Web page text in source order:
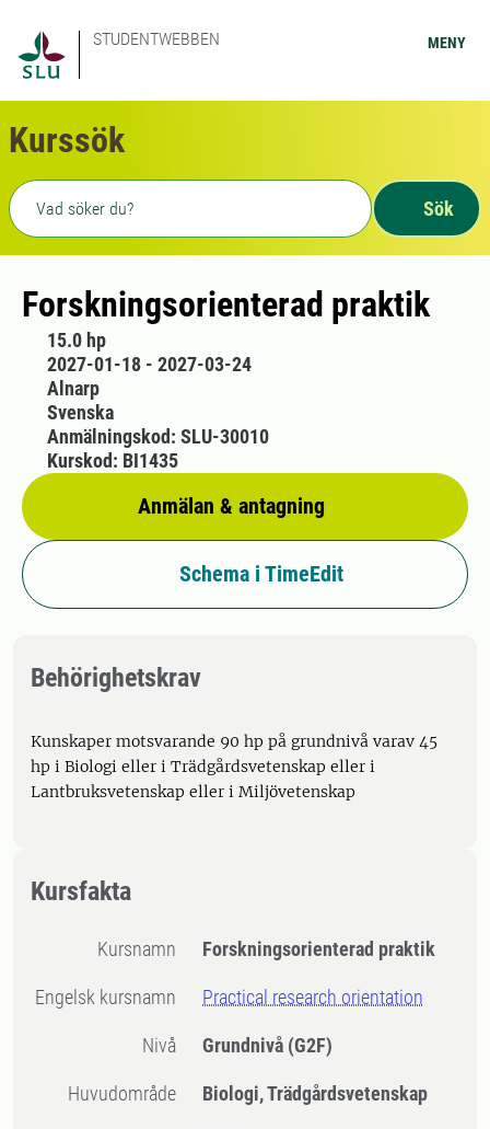
STUDENTWEBBEN MENY
Kurssök
Fritext sökning
Sök
Forskningsorienterad praktik
15.0 hp
2027-01-18 - 2027-03-24
Alnarp
Svenska
Anmälan & antagning
Anmälningskod: SLU-30010
Kurskod: BI1435
Schema i TimeEdit
Behörighetskrav
Kunskaper motsvarande 90 hp på grundnivå varav 45
hp i Biologi eller i Trädgårdsvetenskap eller i
Lantbruksvetenskap eller i Miljövetenskap
Kursfakta
Kursnamn Forskningsorienterad praktik
Engelsk kursnamn Practical research orientation
Nivå Grundnivå (G2F)
Huvudområde Biologi, Trädgårdsvetenskap